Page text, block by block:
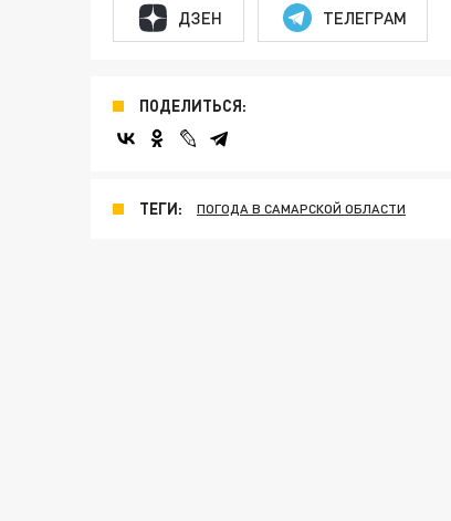
ДЗЕН ТЕЛЕГРАМ
ПОДЕЛИТЬСЯ:
ТЕГИ: ПОГОДА В САМАРСКОЙ ОБЛАСТИ